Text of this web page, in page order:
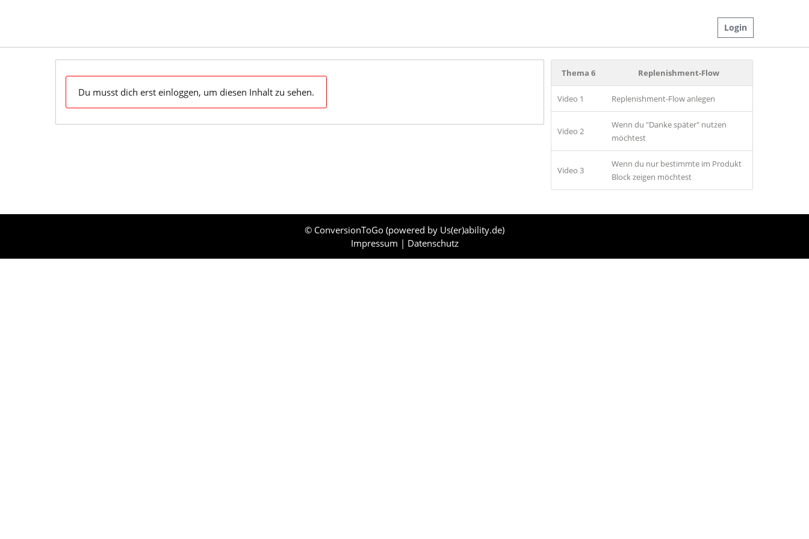
Login
Du musst dich erst einloggen, um diesen Inhalt zu sehen.
Thema 6 Replenishment-Flow
Video 1 Replenishment-Flow anlegen
Video 2
Wenn du "Danke später" nutzen
möchtest
Video 3
Wenn du nur bestimmte im Produkt
Block zeigen möchtest
© ConversionToGo (powered by Us(er)ability.de)
Impressum | Datenschutz